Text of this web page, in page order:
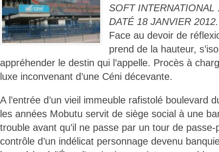
SOFT INTERNATIONAL
DATÉ 18 JANVIER 2012.
Face au devoir de
prend de la hauteur,
appréhender le destin qui l’appelle. Procès à
luxe inconvenant d’une Céni décevante.
A l’entrée d’un vieil immeuble rafistolé boulevard
les années Mobutu servit de siège social à une
trouble avant qu’il ne passe par un tour de
contrôle d’un indélicat personnage devenu